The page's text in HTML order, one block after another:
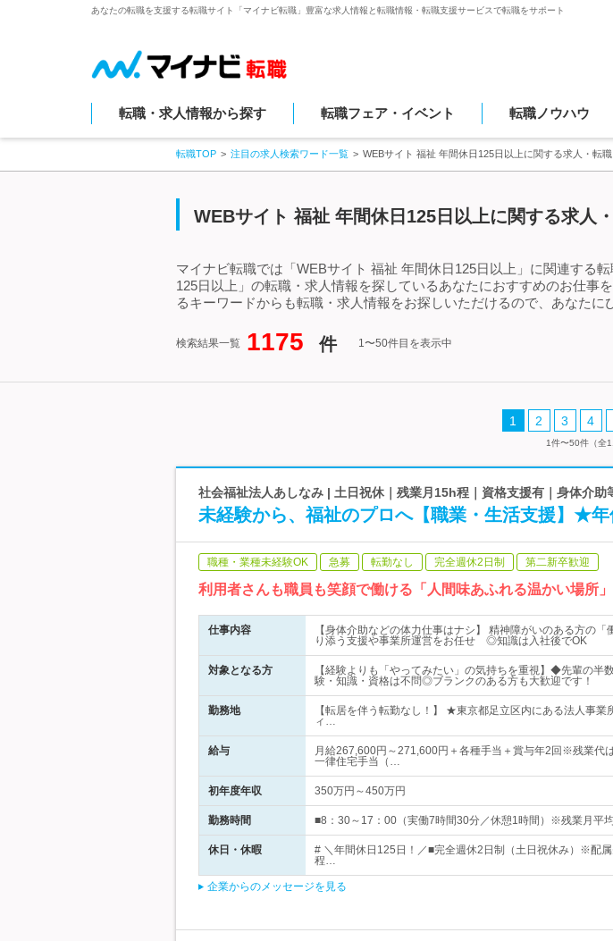
あなたの転職を支援する転職サイト「マイナビ転職」豊富な求人情報と転職情報・転職支援サービスで転職をサポート
転職・求人情報から探す 転職フェア・イベント 転職ノウハウ
転職TOP 注目の求人検索ワード一覧 WEBサイト 福祉 年間休日125日以上に関する求人・転
WEBサイト 福祉 年間休日125日以上に関する求人
マイナビ転職では「WEBサイト 福祉 年間休日125日以上」に関連する
125日以上」の転職・求人情報を探しているあなたにおすすめのお仕事
るキーワードからも転職・求人情報をお探しいただけるので、あなた
検索結果一覧 1175 件 1〜50件目を表示中
1 2 3 4
1件〜50件（全
社会福祉法人あしなみ | 土日祝休｜残業月15h程｜資格支援有｜身体介助
未経験から、福祉のプロへ【職業・生活支援】★
職種・業種未経験OK 急募 転勤なし 完全週休2日制 第二新卒歓迎
利用者さんも職員も笑顔で働ける「人間味あふれる温かい場所
仕事内容
【身体介助などの体力仕事はナシ】 精神障がいのある方の
り添う支援や事業所運営をお任せ ◎知識は入社後でOK
対象となる方
【経験よりも「やってみたい」の気持ちを重視】◆先輩の
験・知識・資格は不問◎ブランクのある方も大歓迎です！
勤務地
【転居を伴う転勤なし！】 ★東京都足立区内にある法人事
ィ…
給与
月給267,600円～271,600円＋各種手当＋賞与年2回※残業代
一律住宅手当（…
初年度年収 350万円～450万円
勤務時間 ■8：30～17：00（実働7時間30分／休憩1時間）※残業月平
休日・休暇
# ＼年間休日125日！／■完全週休2日制（土日祝休み）※配
程…
企業からのメッセージを見る